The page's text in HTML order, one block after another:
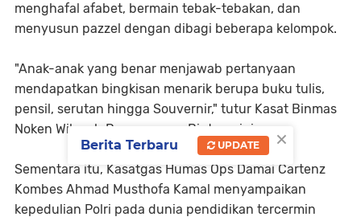
menghafal afabet, bermain tebak-tebakan, dan
menyusun pazzel dengan dibagi beberapa kelompok.
"Anak-anak yang benar menjawab pertanyaan
mendapatkan bingkisan menarik berupa buku tulis,
pensil, serutan hingga Souvernir," tutur Kasat Binmas
Noken Wilayah Pegunungan Bintang ini.
Sementara itu, Kasatgas Humas Ops Damai Cartenz
Kombes Ahmad Musthofa Kamal menyampaikan
kepedulian Polri pada dunia pendidikan tercermin
×
Berita Terbaru UPDATE